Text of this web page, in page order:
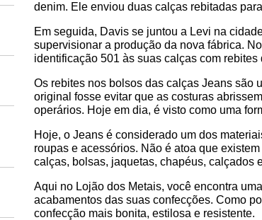
denim. Ele enviou duas calças rebitadas
Em seguida, Davis se juntou a Levi na
supervisionar a produção da nova fábrica.
identificação 501 às suas calças com rebites
Os rebites nos bolsos das calças Jeans são
original fosse evitar que as costuras
operários. Hoje em dia, é visto como uma
Hoje, o Jeans é considerado um dos
roupas e acessórios. Não é atoa que
calças, bolsas, jaquetas, chapéus, calçados
Aqui no Lojão dos Metais, você encontra
acabamentos das suas confecções. Como
confecção mais bonita, estilosa e resistente.